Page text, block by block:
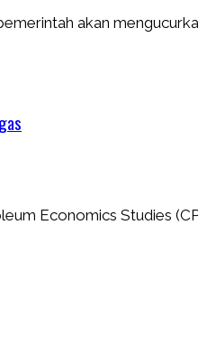
akan
Economics Studies